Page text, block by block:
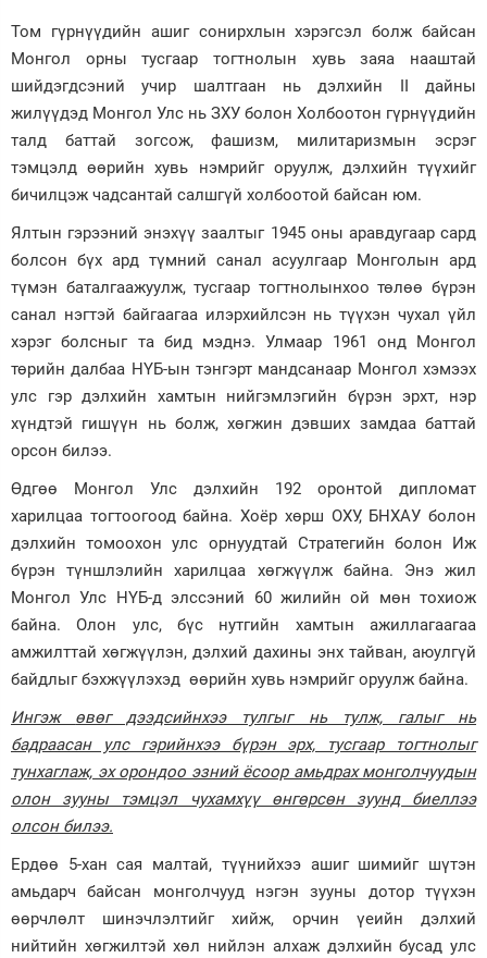
Том гүрнүүдийн ашиг сонирхлын хэрэгсэл болж байсан
Монгол орны тусгаар тогтнолын хувь заяа нааштай
шийдэгдсэний учир шалтгаан нь дэлхийн II дайны
жилүүдэд Монгол Улс нь ЗХУ болон Холбоотон гүрнүүдийн
талд баттай зогсож, фашизм, милитаризмын эсрэг
тэмцэлд өөрийн хувь нэмрийг оруулж, дэлхийн түүхийг
бичилцэж чадсантай салшгүй холбоотой байсан юм.
Ялтын гэрээний энэхүү заалтыг 1945 оны аравдугаар сард
болсон бүх ард түмний санал асуулгаар Монголын ард
түмэн баталгаажуулж, тусгаар тогтнолынхоо төлөө бүрэн
санал нэгтэй байгаагаа илэрхийлсэн нь түүхэн чухал үйл
хэрэг болсныг та бид мэднэ. Улмаар 1961 онд Монгол
төрийн далбаа НҮБ-ын тэнгэрт мандсанаар Монгол хэмээх
улс гэр дэлхийн хамтын нийгэмлэгийн бүрэн эрхт, нэр
хүндтэй гишүүн нь болж, хөгжин дэвших замдаа баттай
орсон билээ.
Өдгөө Монгол Улс дэлхийн 192 оронтой дипломат
харилцаа тогтоогоод байна. Хоёр хөрш ОХУ, БНХАУ болон
дэлхийн томоохон улс орнуудтай Стратегийн болон Иж
бүрэн түншлэлийн харилцаа хөгжүүлж байна. Энэ жил
Монгол Улс НҮБ-д элссэний 60 жилийн ой мөн тохиож
байна. Олон улс, бүс нутгийн хамтын ажиллагаагаа
амжилттай хөгжүүлэн, дэлхий дахины энх тайван, аюулгүй
байдлыг бэхжүүлэхэд өөрийн хувь нэмрийг оруулж байна.
Ингэж өвөг дээдсийнхээ тулгыг нь тулж, галыг нь
бадраасан улс гэрийнхээ бүрэн эрх, тусгаар тогтнолыг
тунхаглаж, эх орондоо эзний ёсоор амьдрах монголчуудын
олон зууны тэмцэл чухамхүү өнгөрсөн зуунд биеллээ
олсон билээ.
Ердөө 5-хан сая малтай, түүнийхээ ашиг шимийг шүтэн
амьдарч байсан монголчууд нэгэн зууны дотор түүхэн
өөрчлөлт шинэчлэлтийг хийж, орчин үеийн дэлхий
нийтийн хөгжилтэй хөл нийлэн алхаж дэлхийн бусад улс